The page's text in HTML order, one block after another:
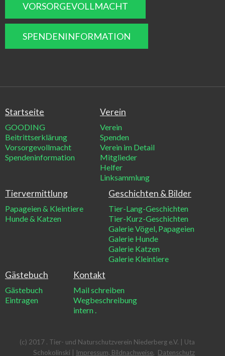
VORSORGEVOLLMACHT
SPENDENINFORMATION
Startseite
GOODING
Beitrittserklärung
Vorsorgevollmacht
Spendeninformation
Verein
Verein
Spenden
Verein im Detail
Mitglieder
Helfer
Linksammlung
Tiervermittlung
Papageien & Kleintiere
Hunde & Katzen
Geschichten & Bilder
Tier-Lang-Geschichten
Tier-Kurz-Geschichten
Galerie Vögel, Papageien
Galerie Hunde
Galerie Katzen
Galerie Kleintiere
Gästebuch
Gästebuch
Eintragen
Kontakt
Mail schreiben
Wegbeschreibung
intern .
(c) 2017 . Tier- und Naturschutzverein Niederberg e.V. | Uta
Schokolinski |
Impressum, Bildnachweise, Datenschutz